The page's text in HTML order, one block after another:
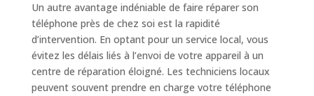
Un autre avantage indéniable de faire réparer son
téléphone près de chez soi est la rapidité
d’intervention. En optant pour un service local, vous
évitez les délais liés à l’envoi de votre appareil à un
centre de réparation éloigné. Les techniciens locaux
peuvent souvent prendre en charge votre téléphone